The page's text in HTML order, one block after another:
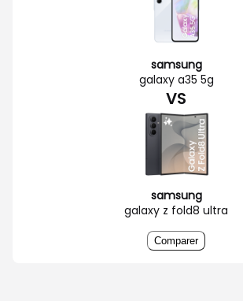
samsung
galaxy a35 5g
VS
samsung
galaxy z fold8 ultra
Comparer